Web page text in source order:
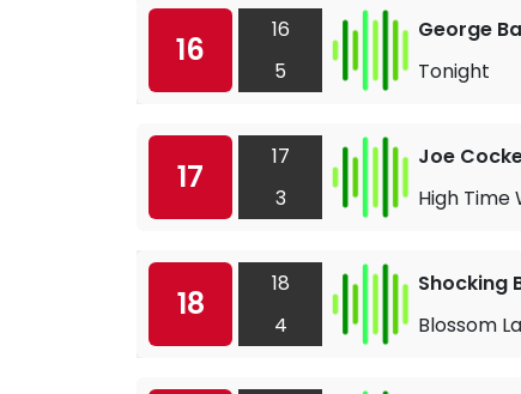
16
16
5
George
Tonight
17
17
3
Joe
High Time
18
18
4
Shocking
Blossom